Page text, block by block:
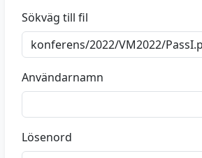
Sökväg till fil
Användarnamn
Lösenord